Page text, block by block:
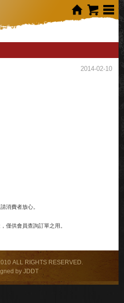
2014-02-10
消費者放心。
僅供會員查詢訂單之用。
ALL RIGHTS RESERVED.
by JDDT